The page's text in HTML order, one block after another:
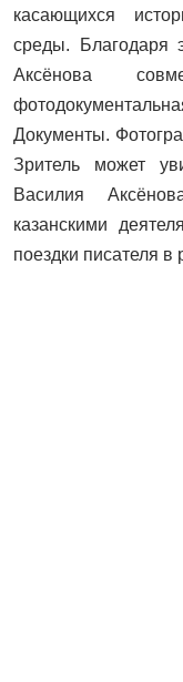
касающихся
среды. Благодаря
Аксёнова
Документы.
Зритель может
Василия
казанскими
поездки писателя в